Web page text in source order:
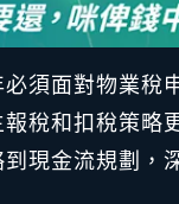
須面對物業稅
稅和扣稅策略
現金流規劃，